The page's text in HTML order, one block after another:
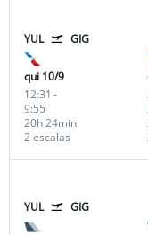
YUL GIG
qui 10/9
12:31 -
9:55
2 escalas
20h 24min
YUL GIG